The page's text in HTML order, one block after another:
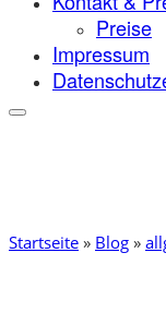
Preise
Impressum
Startseite » Blog »